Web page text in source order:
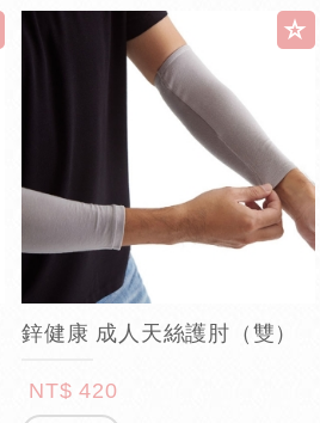
鋅健康 成人天絲護肘（雙）
NT$ 420